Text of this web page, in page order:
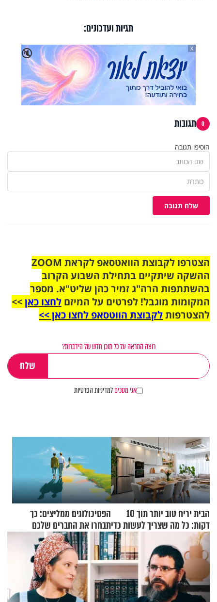
תגיות ועדכונים:
🔇
X
0 תגובות
הוסיפו תגובה
שלח תגובה
הצטרפו לקבוצת הוואטסאפ לקראת ZOOM
ההשקה שיתקיים בתחילת השבוע הקרוב
בהשתתפות הרה"ג זמיר כהן שליט"א. מספר
המקומות מוגבל! לפרטים על המיזם לחצו כאן>>
להצטרפותלקבוצת הווטסאפ לחצו כאן >>
רוצה התראה על כל תוכן חדש של הידברות?
אני מסכיםלמדיניות הפרטיות
הבית יריח טוב יותר תוך 10
דקות: כל מה שצריך לעשות כדי
לרענן את הבית
הפסיכולוגים ממליצים: כך
תבחרו את החברים שלכם
בחיים